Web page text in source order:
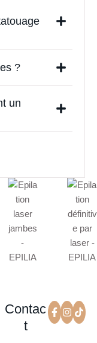
?
un
Contac
t